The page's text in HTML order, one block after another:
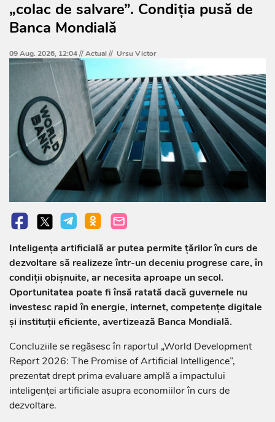
„colac de salvare”. Condiția pusă de
Banca Mondială
09 Aug. 2026, 12:04 //Actual// Ursu Victor
Inteligența artificială ar putea permite țărilor în curs de
dezvoltare să realizeze într-un deceniu progrese care, în
condiții obișnuite, ar necesita aproape un secol.
Oportunitatea poate fi însă ratată dacă guvernele nu
investesc rapid în energie, internet, competențe digitale
și instituții eficiente, avertizează Banca Mondială.
Concluziile se regăsesc în raportul „World Development
Report 2026: The Promise of Artificial Intelligence”,
prezentat drept prima evaluare amplă a impactului
inteligenței artificiale asupra economiilor în curs de
dezvoltare.